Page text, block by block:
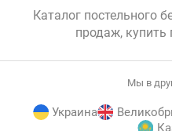
Каталог постельного
продаж, купить
Мы в
Украина